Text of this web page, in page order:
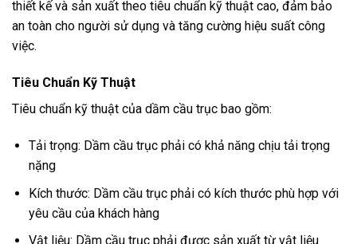
thiết kế và sản xuất theo tiêu chuẩn kỹ thuật cao, đảm bảo
an toàn cho người sử dụng và tăng cường hiệu suất công
việc.
Tiêu Chuẩn Kỹ Thuật
Tiêu chuẩn kỹ thuật của dầm cầu trục bao gồm:
Tải trọng: Dầm cầu trục phải có khả năng chịu tải trọng
nặng
Kích thước: Dầm cầu trục phải có kích thước phù hợp với
yêu cầu của khách hàng
Vật liệu: Dầm cầu trục phải được sản xuất từ vật liệu